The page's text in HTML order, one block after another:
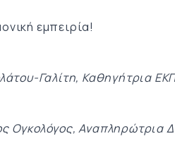
εμπειρία!
Γαλίτη, Καθηγήτρια
Ογκολόγος, Αναπληρώτρια